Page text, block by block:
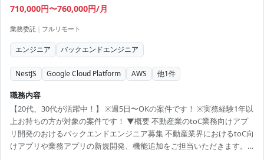
710,000円〜760,000円/月
業務委託 | フルリモート
エンジニア バックエンドエンジニア
NestJS Google Cloud Platform AWS 他1件
職務内容
【20代、30代が活躍中！】 ※週5日〜OKの案件です！ ※実務経験1年以
上お持ちの方が対象の案件です！ ▼概要 不動産業のtoC業務向けアプ
リ開発のおけるバックエンドエンジニア募集 不動産業界におけるtoC向
けアプリや業務アプリの新規開発、機能追加をご担当いただきます。